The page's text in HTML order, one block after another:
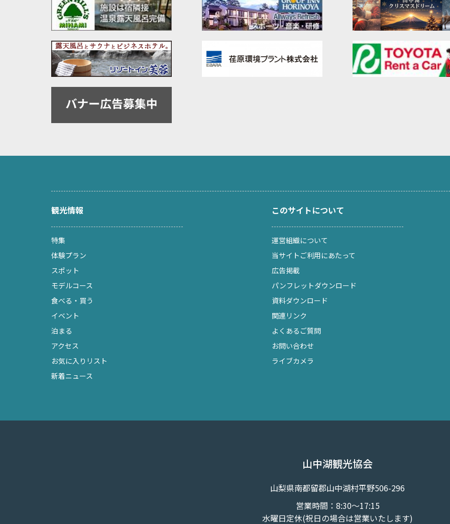
観光情報
特集
体験プラン
スポット
モデルコース
食べる・買う
イベント
泊まる
アクセス
お気に入りリスト
新着ニュース
このサイトについて
運営組織について
当サイトご利用にあたって
広告掲載
パンフレットダウンロード
資料ダウンロード
関連リンク
よくあるご質問
お問い合わせ
ライブカメラ
山中湖観光協会
山梨県南都留郡山中湖村平野506-296
営業時間：8:30～17:15
水曜日定休(祝日の場合は営業いたします)